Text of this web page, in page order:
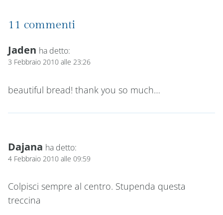
11 commenti
Jaden ha detto:
3 Febbraio 2010 alle 23:26
beautiful bread! thank you so much…
Dajana ha detto:
4 Febbraio 2010 alle 09:59
Colpisci sempre al centro. Stupenda questa
treccina